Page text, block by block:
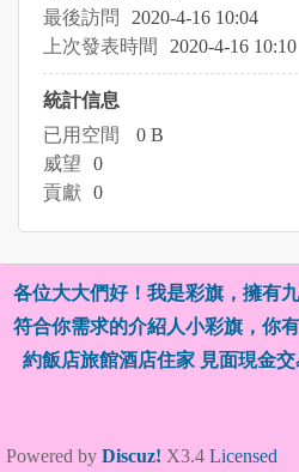
最後訪問
2020-4-16 10:04
上次發表時間
2020-4-16 10:10
統計信息
已用空間
0 B
威望
0
貢獻 0
各位大大們好！我是彩旗，擁有
符合你需求的介紹人小彩旗，你
約飯店旅館酒店住家 見面現金
Powered by Discuz! X3.4 Licensed